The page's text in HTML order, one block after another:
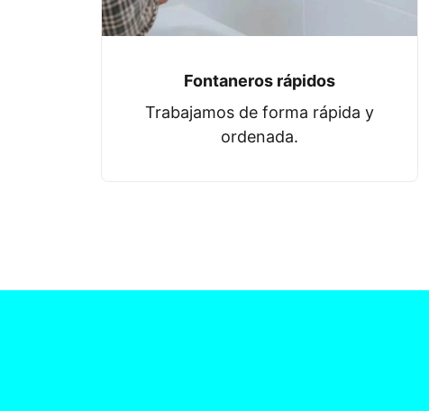
Fontaneros rápidos
Trabajamos de forma rápida y
ordenada.